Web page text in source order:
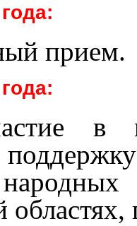
прием.
в